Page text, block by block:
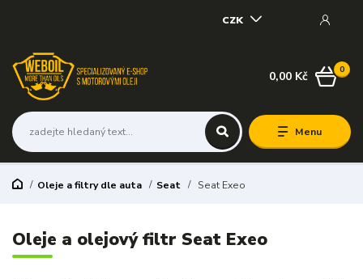
Menu
CZK
0
0,00 Kč
Oleje a filtry dle auta Seat Seat Exeo
Oleje a olejový filtr Seat Exeo